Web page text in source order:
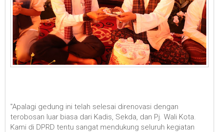
"Apalagi gedung ini telah selesai direnovasi dengan
terobosan luar biasa dari Kadis, Sekda, dan Pj. Wali Kota.
Kami di DPRD tentu sangat mendukung seluruh kegiatan